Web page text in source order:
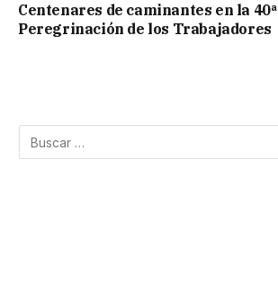
Centenares de caminantes en la 40ª
Peregrinación de los Trabajadores